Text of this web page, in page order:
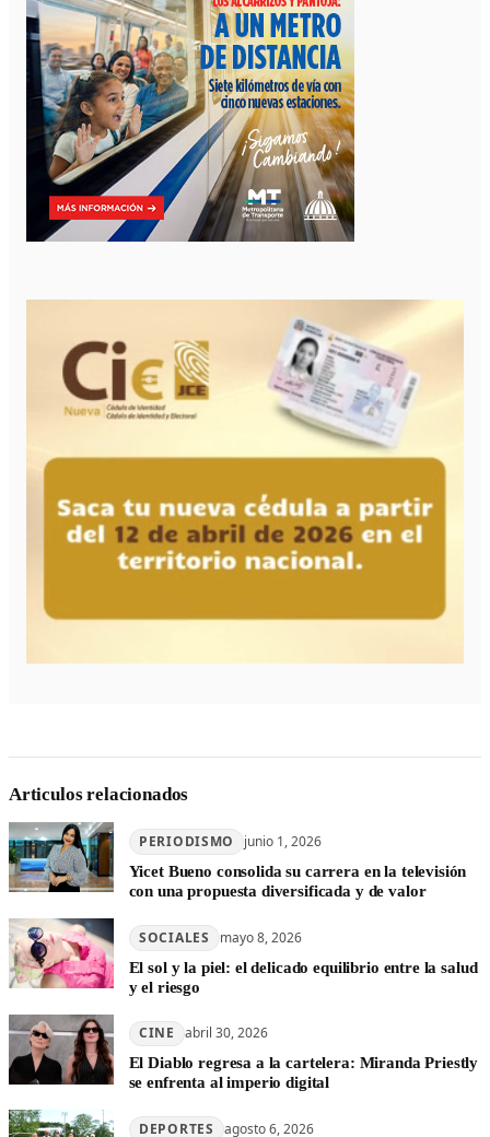
Articulos relacionados
PERIODISMO junio 1, 2026
Yicet Bueno consolida su carrera en la televisión
con una propuesta diversificada y de valor
SOCIALES mayo 8, 2026
El sol y la piel: el delicado equilibrio entre la salud
y el riesgo
CINE abril 30, 2026
El Diablo regresa a la cartelera: Miranda Priestly
se enfrenta al imperio digital
DEPORTES agosto 6, 2026